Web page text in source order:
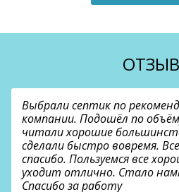
Выбрали септик по
компании. Подошёл по
читали хорошие
сделали быстро вовремя.
спасибо. Пользуемся все
уходит отлично. Стало
Спасибо за работу